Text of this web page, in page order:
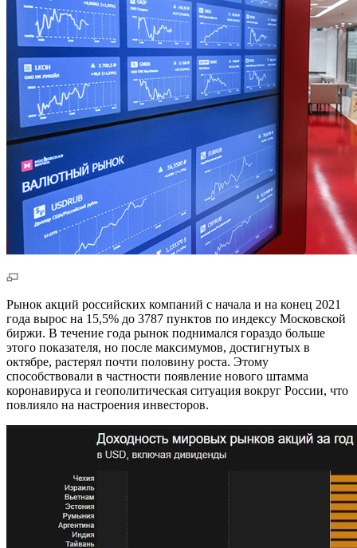
Рынок акций российских компаний с начала и на конец 2021
года вырос на 15,5% до 3787 пунктов по индексу Московской
биржи. В течение года рынок поднимался гораздо больше
этого показателя, но после максимумов, достигнутых в
октябре, растерял почти половину роста. Этому
способствовали в частности появление нового штамма
коронавируса и геополитическая ситуация вокруг России, что
повлияло на настроения инвесторов.